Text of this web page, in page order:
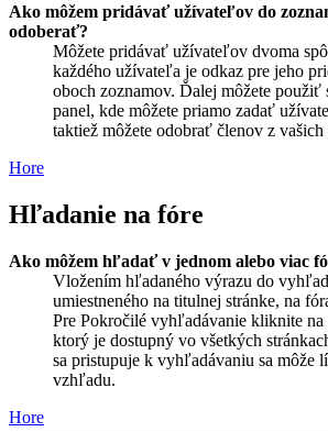
Ako môžem pridávať užívateľov do
odoberať?
Môžete pridávať užívateľov dvoma
každého užívateľa je odkaz pre jeho
oboch zoznamov. Ďalej môžete
panel, kde môžete priamo zadať
taktiež môžete odobrať členov z vašich
Hore
Hľadanie na fóre
Ako môžem hľadať v jednom alebo viac
Vložením hľadaného výrazu do
umiestneného na titulnej stránke, na
Pre Pokročilé vyhľadávanie kliknite
ktorý je dostupný vo všetkých
sa pristupuje k vyhľadávaniu sa môže
vzhľadu.
Hore